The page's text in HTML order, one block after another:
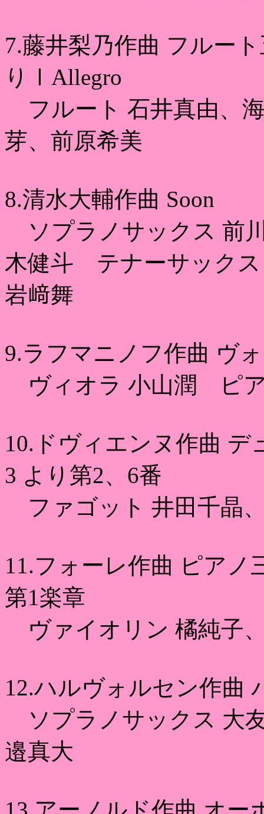
7.藤井梨乃作曲 フルー
りⅠAllegro
フルート 石井真由、
芽、前原希美
8.清水大輔作曲 Soon
ソプラノサックス 前
木健斗 テナーサック
岩﨑舞
9.ラフマニノフ作曲 ヴ
ヴィオラ 小山潤 ピ
10.ドヴィエンヌ作曲
3 より第2、6番
ファゴット 井田千晶
11.フォーレ作曲 ピアノ
第1楽章
ヴァイオリン 橘純子
12.ハルヴォルセン作曲
ソプラノサックス 大
邉真大